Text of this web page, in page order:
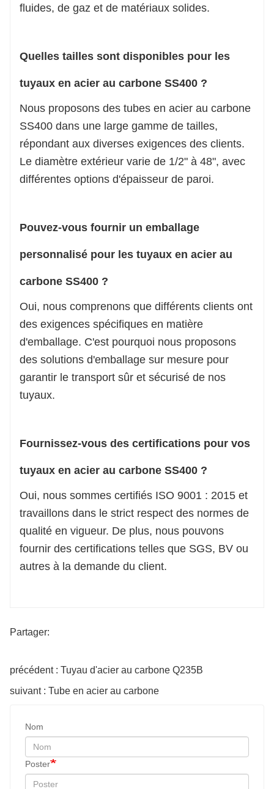
fluides, de gaz et de matériaux solides.
Quelles tailles sont disponibles pour les
tuyaux en acier au carbone SS400 ?
Nous proposons des tubes en acier au carbone
SS400 dans une large gamme de tailles,
répondant aux diverses exigences des clients.
Le diamètre extérieur varie de 1/2" à 48", avec
différentes options d'épaisseur de paroi.
Pouvez-vous fournir un emballage
personnalisé pour les tuyaux en acier au
carbone SS400 ?
Oui, nous comprenons que différents clients ont
des exigences spécifiques en matière
d'emballage. C'est pourquoi nous proposons
des solutions d'emballage sur mesure pour
garantir le transport sûr et sécurisé de nos
tuyaux.
Fournissez-vous des certifications pour vos
tuyaux en acier au carbone SS400 ?
Oui, nous sommes certifiés ISO 9001 : 2015 et
travaillons dans le strict respect des normes de
qualité en vigueur. De plus, nous pouvons
fournir des certifications telles que SGS, BV ou
autres à la demande du client.
Partager:
précédent : Tuyau d'acier au carbone Q235B
suivant : Tube en acier au carbone
Nom
Poster